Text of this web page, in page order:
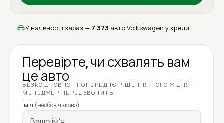
У наявності зараз — 7 373 авто Volkswagen у кредит
Перевірте, чи схвалять вам
це авто
БЕЗКОШТОВНО · ПОПЕРЕДНЄ РІШЕННЯ ТОГО Ж ДНЯ ·
МЕНЕДЖЕР ПЕРЕДЗВОНИТЬ
Ім'я (необов'язково)